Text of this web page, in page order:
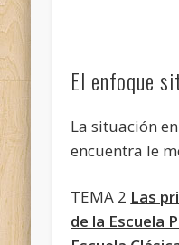
El enfoque
La situación
encuentra le
TEMA 2 Las
de la Escuela